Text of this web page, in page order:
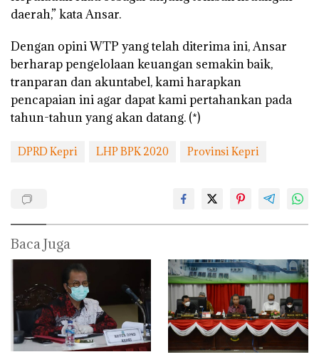
daerah,” kata Ansar.
Dengan opini WTP yang telah diterima ini, Ansar
berharap pengelolaan keuangan semakin baik,
tranparan dan akuntabel, kami harapkan
pencapaian ini agar dapat kami pertahankan pada
tahun-tahun yang akan datang. (*)
DPRD Kepri LHP BPK 2020 Provinsi Kepri
Baca Juga